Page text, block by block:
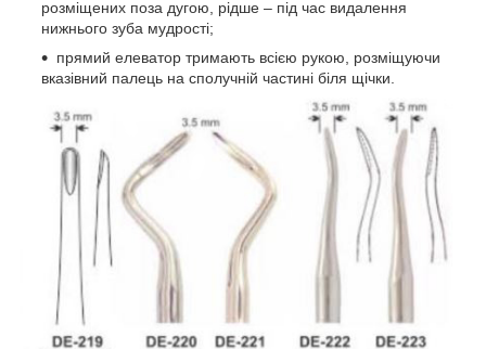
розміщених поза дугою, рідше – під час видалення
нижнього зуба мудрості;
прямий елеватор тримають всією рукою, розміщуючи
вказівний палець на сполучній частині біля щічки.